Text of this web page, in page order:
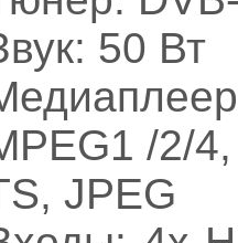
50 Вт
/2/
JPEG